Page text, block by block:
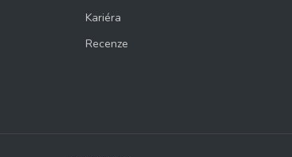
Kariéra
Recenze